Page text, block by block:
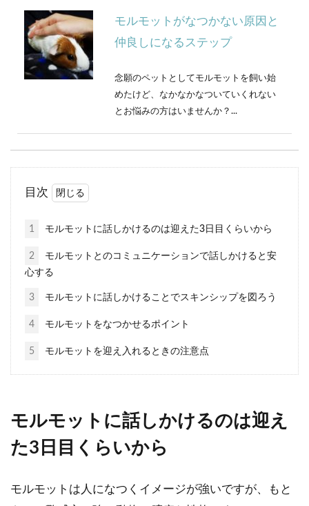
モルモットがなつかない原因と
仲良しになるステップ
念願のペットとしてモルモットを飼い始
めたけど、なかなかなついていくれない
とお悩みの方はいませんか？...
これからモルモットを飼おうと思ってい
モルモットが巣箱から出てこな
い理由は。初めての接し方
巣箱から全然出てきてくれないと心配し
ている方はいませんか？モ...
目次
1 モルモットに話しかけるのは迎えた3日目くらいから
2
モルモットとのコミュニケーションで話しかけると安
心する
3 モルモットに話しかけることでスキンシップを図ろう
4 モルモットをなつかせるポイント
5 モルモットを迎え入れるときの注意点
モルモットに話しかけるのは迎え
た3日目くらいから
モルモットは人になつくイメージが強いですが、もと